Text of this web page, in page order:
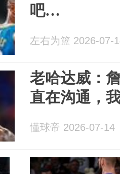
吧…
左右为篮 2026-07-
老哈达威：
直在沟通，
懂球帝 2026-07-14